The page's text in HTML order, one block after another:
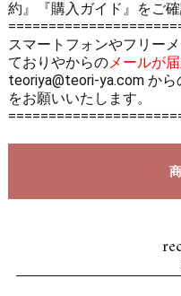
約』
『購入ガイド』 をご
スマートフォンやフリー
ておりやからのメールが
teoriya@teori-ya.com か
をお願いいたします。